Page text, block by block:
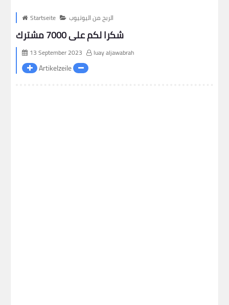
Startseite الربح من اليوتيوب
شكرا لكم على 7000 مشترك
13 September 2023 luay aljawabrah
Artikelzeile